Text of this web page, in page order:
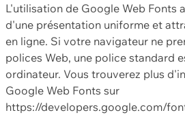
L'utilisation de Google Web Fonts
d'une présentation uniforme et
en ligne. Si votre navigateur ne
polices Web, une police standard
ordinateur. Vous trouverez plus
Google Web Fonts sur
https://developers.google.com/